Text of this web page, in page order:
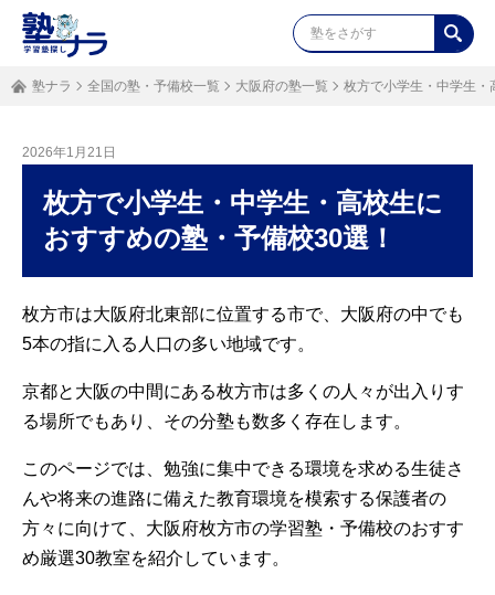
塾ナラ 全国の塾・予備校一覧 大阪府の塾一覧 枚方で小学生・中学生
2026年1月21日
枚方で小学生・中学生・高校生に
おすすめの塾・予備校30選！
枚方市は大阪府北東部に位置する市で、大阪府の中でも
5本の指に入る人口の多い地域です。
京都と大阪の中間にある枚方市は多くの人々が出入りす
る場所でもあり、その分塾も数多く存在します。
このページでは、勉強に集中できる環境を求める生徒さ
んや将来の進路に備えた教育環境を模索する保護者の
方々に向けて、大阪府枚方市の学習塾・予備校のおすす
め厳選30教室を紹介しています。